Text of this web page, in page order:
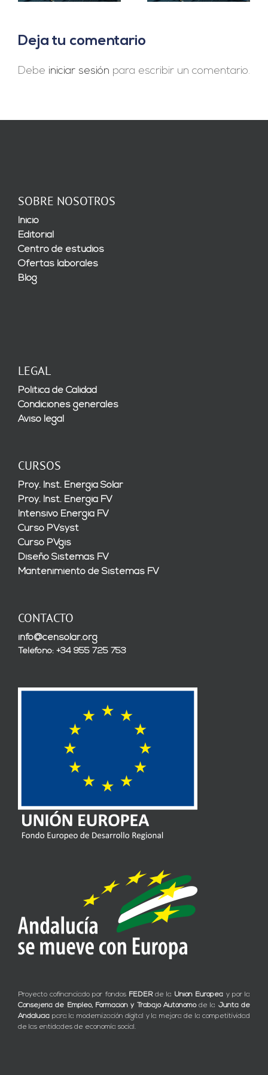
Deja tu comentario
Debe iniciar sesión para escribir un comentario.
SOBRE NOSOTROS
Inicio
Editorial
Centro de estudios
Ofertas laborales
Blog
LEGAL
Política de Calidad
Condiciones generales
Aviso legal
CURSOS
Proy. Inst. Energía Solar
Proy. Inst. Energía FV
Intensivo Energía FV
Curso PVsyst
Curso PVgis
Diseño Sistemas FV
Mantenimiento de Sistemas FV
CONTACTO
info@censolar.org
Teléfono: +34 955 725 753
Proyecto cofinanciado por fondos FEDERde la Unión Europea y por la
Consejería de Empleo, Formación y Trabajo Autónomode la Junta de
Andalucía para la modernización digital y la mejora de la competitividad
de las entidades de economía social.